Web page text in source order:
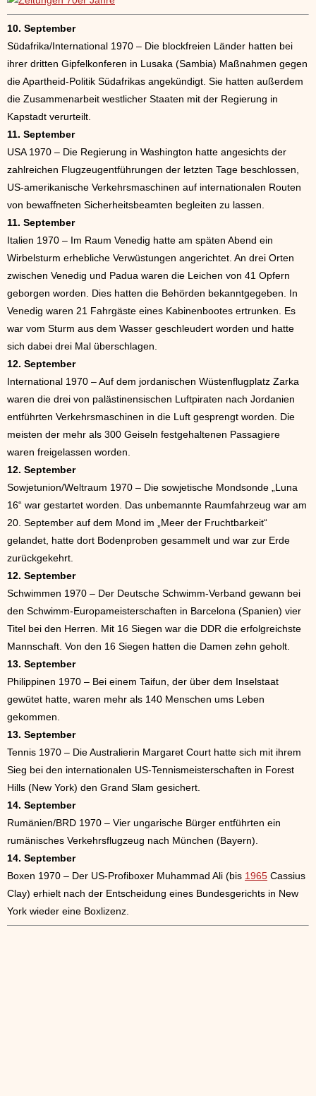
10. September
Südafrika/International 1970 – Die blockfreien Länder hatten bei
ihrer dritten Gipfelkonferen in Lusaka (Sambia) Maßnahmen gegen
die Apartheid-Politik Südafrikas angekündigt. Sie hatten außerdem
die Zusammenarbeit westlicher Staaten mit der Regierung in
Kapstadt verurteilt.
11. September
USA 1970 – Die Regierung in Washington hatte angesichts der
zahlreichen Flugzeugentführungen der letzten Tage beschlossen,
US-amerikanische Verkehrsmaschinen auf internationalen Routen
von bewaffneten Sicherheitsbeamten begleiten zu lassen.
11. September
Italien 1970 – Im Raum Venedig hatte am späten Abend ein
Wirbelsturm erhebliche Verwüstungen angerichtet. An drei Orten
zwischen Venedig und Padua waren die Leichen von 41 Opfern
geborgen worden. Dies hatten die Behörden bekanntgegeben. In
Venedig waren 21 Fahrgäste eines Kabinenbootes ertrunken. Es
war vom Sturm aus dem Wasser geschleudert worden und hatte
sich dabei drei Mal überschlagen.
12. September
International 1970 – Auf dem jordanischen Wüstenflugplatz Zarka
waren die drei von palästinensischen Luftpiraten nach Jordanien
entführten Verkehrsmaschinen in die Luft gesprengt worden. Die
meisten der mehr als 300 Geiseln festgehaltenen Passagiere
waren freigelassen worden.
12. September
Sowjetunion/Weltraum 1970 – Die sowjetische Mondsonde „Luna
16“ war gestartet worden. Das unbemannte Raumfahrzeug war am
20. September auf dem Mond im „Meer der Fruchtbarkeit“
gelandet, hatte dort Bodenproben gesammelt und war zur Erde
zurückgekehrt.
12. September
Schwimmen 1970 – Der Deutsche Schwimm-Verband gewann bei
den Schwimm-Europameisterschaften in Barcelona (Spanien) vier
Titel bei den Herren. Mit 16 Siegen war die DDR die erfolgreichste
Mannschaft. Von den 16 Siegen hatten die Damen zehn geholt.
13. September
Philippinen 1970 – Bei einem Taifun, der über dem Inselstaat
gewütet hatte, waren mehr als 140 Menschen ums Leben
gekommen.
13. September
Tennis 1970 – Die Australierin Margaret Court hatte sich mit ihrem
Sieg bei den internationalen US-Tennismeisterschaften in Forest
Hills (New York) den Grand Slam gesichert.
14. September
Rumänien/BRD 1970 – Vier ungarische Bürger entführten ein
rumänisches Verkehrsflugzeug nach München (Bayern).
14. September
Boxen 1970 – Der US-Profiboxer Muhammad Ali (bis 1965 Cassius
Clay) erhielt nach der Entscheidung eines Bundesgerichts in New
York wieder eine Boxlizenz.